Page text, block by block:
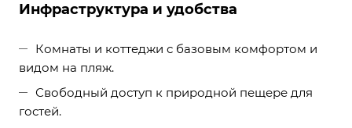
Инфраструктура и удобства
Комнаты и коттеджи с базовым комфортом и
видом на пляж.
Свободный доступ к природной пещере для
гостей.